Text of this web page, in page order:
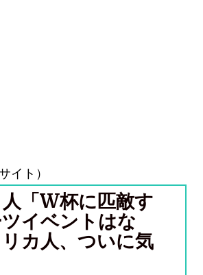
イト）
「W杯に匹敵す
イベントはな
カ人、ついに気